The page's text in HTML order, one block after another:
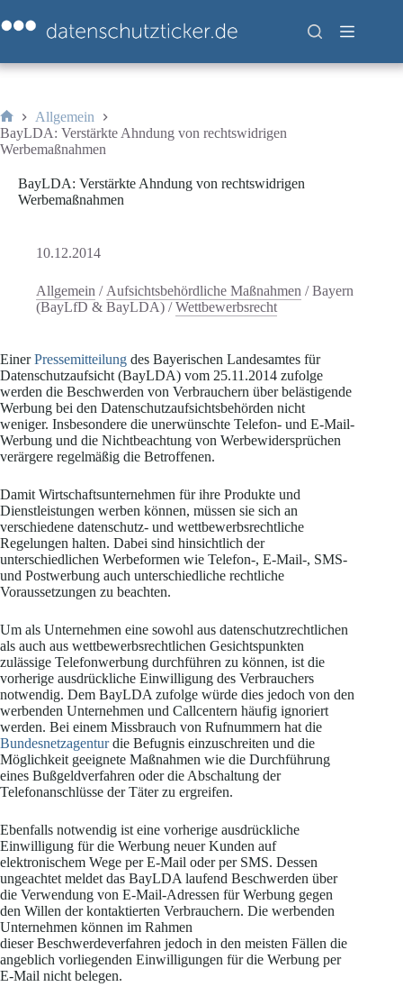
Inhalt
springen
Start
Allgemein
BayLDA: Verstärkte Ahndung von rechtswidrigen
Werbemaßnahmen
BayLDA: Verstärkte Ahndung von rechtswidrigen
Werbemaßnahmen
10.12.2014
Allgemein / Aufsichtsbehördliche Maßnahmen /Bayern
(BayLfD & BayLDA) /Wettbewerbsrecht
EinerPressemitteilung des Bayerischen Landesamtes für
Datenschutzaufsicht (BayLDA) vom 25.11.2014 zufolge
werden die Beschwerden von Verbrauchern über belästigende
Werbung bei den Datenschutzaufsichtsbehörden nicht
weniger. Insbesondere die unerwünschte Telefon- und E-Mail-
Werbung und die Nichtbeachtung von Werbewidersprüchen
verärgere regelmäßig die Betroffenen.
Damit Wirtschaftsunternehmen für ihre Produkte und
Dienstleistungen werben können, müssen sie sich an
verschiedene datenschutz- und wettbewerbsrechtliche
Regelungen halten. Dabei sind hinsichtlich der
unterschiedlichen Werbeformen wie Telefon-, E-Mail-, SMS-
und Postwerbung auch unterschiedliche rechtliche
Voraussetzungen zu beachten.
Um als Unternehmen eine sowohl aus datenschutzrechtlichen
als auch aus wettbewerbsrechtlichen Gesichtspunkten
zulässige Telefonwerbung durchführen zu können, ist die
vorherige ausdrückliche Einwilligung des Verbrauchers
notwendig. Dem BayLDA zufolge würde dies jedoch von den
werbenden Unternehmen und Callcentern häufig ignoriert
werden. Bei einem Missbrauch von Rufnummern hat die
Bundesnetzagenturdie Befugnis einzuschreiten und die
Möglichkeit geeignete Maßnahmen wie die Durchführung
eines Bußgeldverfahren oder die Abschaltung der
Telefonanschlüsse der Täter zu ergreifen.
Ebenfalls notwendig ist eine vorherige ausdrückliche
Einwilligung für die Werbung neuer Kunden auf
elektronischem Wege per E-Mail oder per SMS. Dessen
ungeachtet meldet das BayLDA laufend Beschwerden über
die Verwendung von E-Mail-Adressen für Werbung gegen
den Willen der kontaktierten Verbrauchern. Die werbenden
Unternehmen können im Rahmen
dieser Beschwerdeverfahren jedoch in den meisten Fällen die
angeblich vorliegenden Einwilligungen für die Werbung per
E-Mail nicht belegen.